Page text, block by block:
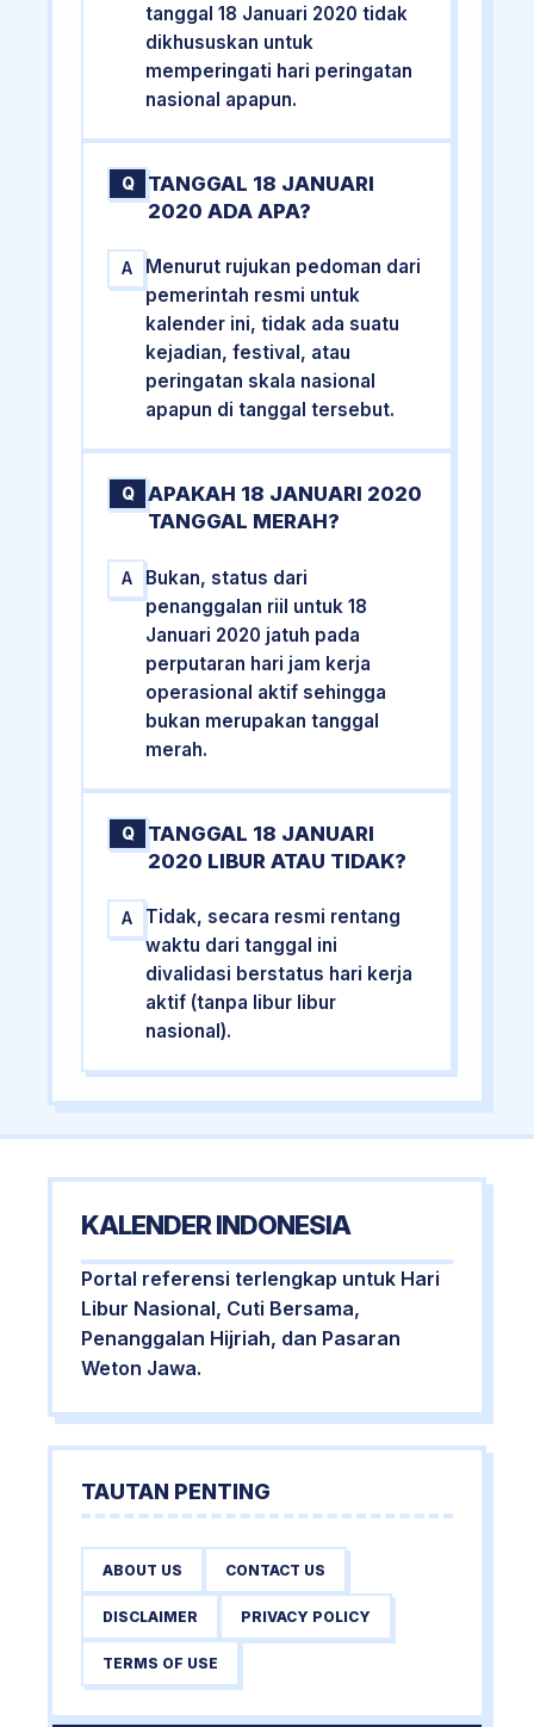
tanggal 18 Januari 2020 tidak
dikhususkan untuk
memperingati hari peringatan
nasional apapun.
Q
TANGGAL 18 JANUARI
2020 ADA APA?
A
Menurut rujukan pedoman dari
pemerintah resmi untuk
kalender ini, tidak ada suatu
kejadian, festival, atau
peringatan skala nasional
apapun di tanggal tersebut.
Q
APAKAH 18 JANUARI 2020
TANGGAL MERAH?
A
Bukan, status dari
penanggalan riil untuk 18
Januari 2020 jatuh pada
perputaran hari jam kerja
operasional aktif sehingga
bukan merupakan tanggal
merah.
Q
TANGGAL 18 JANUARI
2020 LIBUR ATAU TIDAK?
A
Tidak, secara resmi rentang
waktu dari tanggal ini
divalidasi berstatus hari kerja
aktif (tanpa libur libur
nasional).
KALENDER INDONESIA
Portal referensi terlengkap untuk Hari
Libur Nasional, Cuti Bersama,
Penanggalan Hijriah, dan Pasaran
Weton Jawa.
TAUTAN PENTING
ABOUT US CONTACT US
DISCLAIMER PRIVACY POLICY
TERMS OF USE